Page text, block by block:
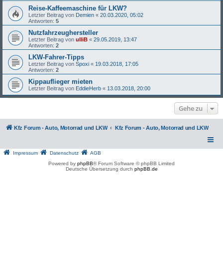
Reise-Kaffeemaschine für LKW?
Letzter Beitrag von Demien « 20.03.2020, 05:02
Antworten: 5
Nutzfahrzeughersteller
Letzter Beitrag von ulliB « 29.05.2019, 13:47
Antworten: 2
LKW-Fahrer-Tipps
Letzter Beitrag von Spoxi « 19.03.2018, 17:05
Antworten: 2
Kippauflieger mieten
Letzter Beitrag von EddieHerb « 13.03.2018, 20:00
Gehe zu
Kfz Forum - Auto, Motorrad und LKW Kfz Forum - Auto, Motorrad und LKW
Impressum Datenschutz
AGB
Powered by phpBB® Forum Software © phpBB Limited
Deutsche Übersetzung durch phpBB.de